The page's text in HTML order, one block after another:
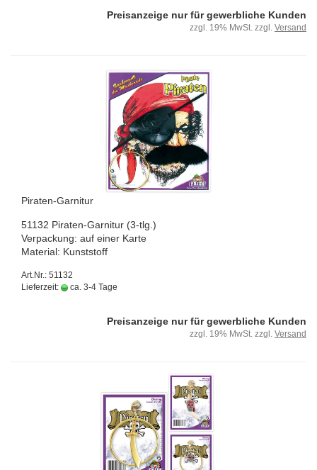
Preisanzeige nur für gewerbliche Kunden
zzgl. 19% MwSt. zzgl. Versand
Piraten-​​Gar­ni­tur
51132 Piraten-​Garnitur (3-tlg.)
Ver­pa­ckung: auf einer Karte
Ma­te­ri­al: Kunst­stoff
Art.Nr.: 51132
Lieferzeit:
ca. 3-4 Tage
Preisanzeige nur für gewerbliche Kunden
zzgl. 19% MwSt. zzgl. Versand